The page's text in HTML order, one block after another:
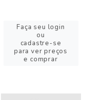
Faça seu login
ou
cadastre-se
para ver preços
e comprar